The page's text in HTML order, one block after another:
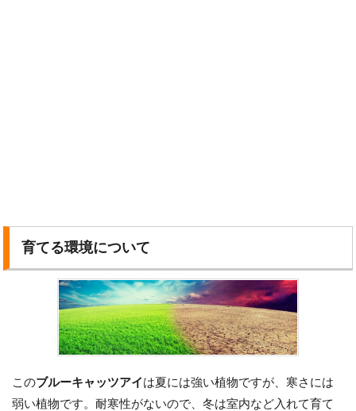
育てる環境について
このブルーキャッツアイは夏には強い植物ですが、寒さには
弱い植物です。耐寒性がないので、冬は室内など入れて育て